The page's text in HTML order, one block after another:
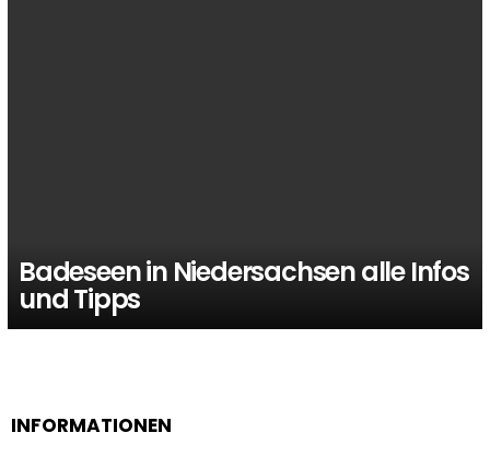
Badeseen in Niedersachsen alle Infos
und Tipps
INFORMATIONEN